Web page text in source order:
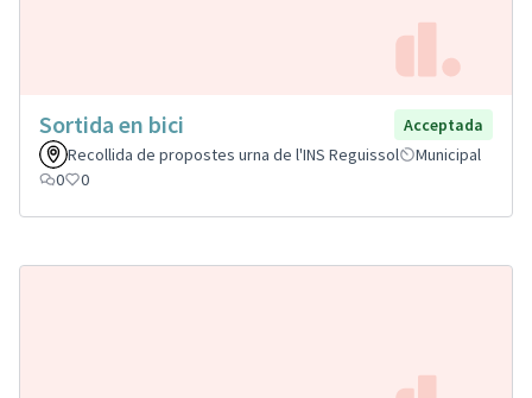
Sortida en bici
Acceptada
Recollida de propostes urna de l'INS Reguissol
Municipal
0
0